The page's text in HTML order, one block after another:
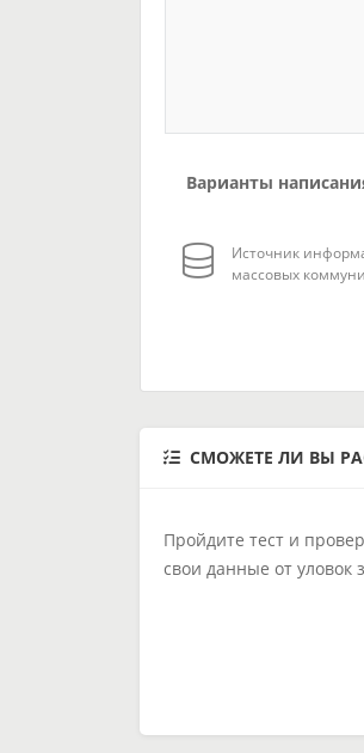
Варианты
Источник
массовых
СМОЖЕТЕ ЛИ ВЫ
Пройдите тест и
свои данные от уловок